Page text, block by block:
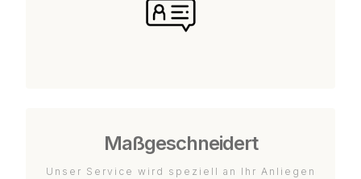
Maßgeschneidert
Unser Service wird speziell an Ihr Anliegen